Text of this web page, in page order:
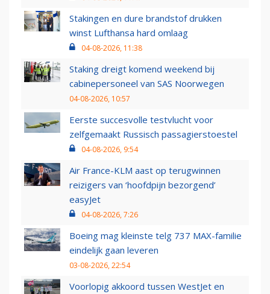
Stakingen en dure brandstof drukken
winst Lufthansa hard omlaag
04-08-2026, 11:38
Staking dreigt komend weekend bij
cabinepersoneel van SAS Noorwegen
04-08-2026, 10:57
Eerste succesvolle testvlucht voor
zelfgemaakt Russisch passagierstoestel
04-08-2026, 9:54
Air France-KLM aast op terugwinnen
reizigers van ‘hoofdpijn bezorgend’
easyJet
04-08-2026, 7:26
Boeing mag kleinste telg 737 MAX-familie
eindelijk gaan leveren
03-08-2026, 22:54
Voorlopig akkoord tussen WestJet en